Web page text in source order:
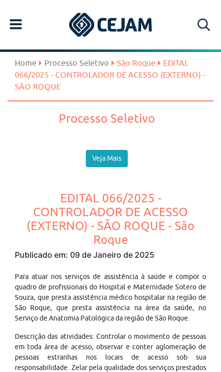
Home Processo Seletivo São Roque
EDITAL
066/2025 - CONTROLADOR DE ACESSO (EXTERNO) -
SÃO ROQUE
Processo Seletivo
Veja Mais
EDITAL 066/2025 -
CONTROLADOR DE ACESSO
(EXTERNO) - SÃO ROQUE - São
Roque
Publicado em: 09 de Janeiro de 2025
Para atuar nos serviços de assistência à saúde e compor o
quadro de profissionais do Hospital e Maternidade Sotero de
Souza, que presta assistência médico hospitalar na região de
São Roque, que presta assistência na área da saúde, no
Serviço de Anatomia Patológica da região de São Roque.
Descrição das atividades: Controlar o movimento de pessoas
em toda área de acesso, observar e conter aglomeração de
pessoas estranhas nos locais de acesso sob sua
responsabilidade. Zelar pela qualidade dos serviços prestados